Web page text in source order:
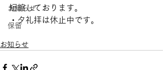
お知らせ
保留
短縮しております。
・夕礼拝は休止中です。
お知らせ